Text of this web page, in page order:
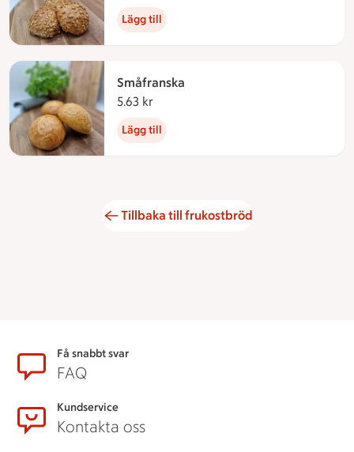
Lägg till
Småfranska
5.63 kr
Lägg till
Tillbaka till frukostbröd
SidfotFå snabbt svar
FAQ
Kundservice
Kontakta oss